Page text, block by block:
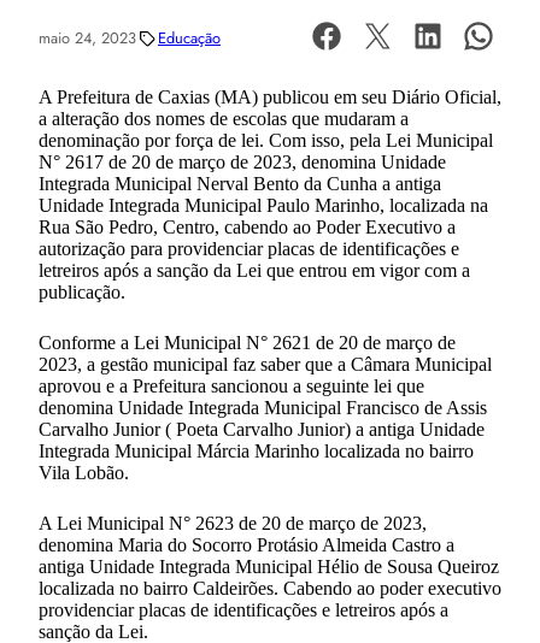
maio 24, 2023 Educação
A Prefeitura de Caxias (MA) publicou em seu Diário Oficial,
a alteração dos nomes de escolas que mudaram a
denominação por força de lei. Com isso, pela Lei Municipal
N° 2617 de 20 de março de 2023, denomina Unidade
Integrada Municipal Nerval Bento da Cunha a antiga
Unidade Integrada Municipal Paulo Marinho, localizada na
Rua São Pedro, Centro, cabendo ao Poder Executivo a
autorização para providenciar placas de identificações e
letreiros após a sanção da Lei que entrou em vigor com a
publicação.
Conforme a Lei Municipal N° 2621 de 20 de março de
2023, a gestão municipal faz saber que a Câmara Municipal
aprovou e a Prefeitura sancionou a seguinte lei que
denomina Unidade Integrada Municipal Francisco de Assis
Carvalho Junior ( Poeta Carvalho Junior) a antiga Unidade
Integrada Municipal Márcia Marinho localizada no bairro
Vila Lobão.
A Lei Municipal N° 2623 de 20 de março de 2023,
denomina Maria do Socorro Protásio Almeida Castro a
antiga Unidade Integrada Municipal Hélio de Sousa Queiroz
localizada no bairro Caldeirões. Cabendo ao poder executivo
providenciar placas de identificações e letreiros após a
sanção da Lei.